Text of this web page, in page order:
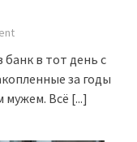
банк в тот день с
за годы
мужем. Всё [...]